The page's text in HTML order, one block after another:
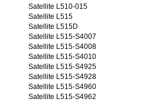
Satellite L510-015
Satellite L515
Satellite L515D
Satellite L515-S4007
Satellite L515-S4008
Satellite L515-S4010
Satellite L515-S4925
Satellite L515-S4928
Satellite L515-S4960
Satellite L515-S4962